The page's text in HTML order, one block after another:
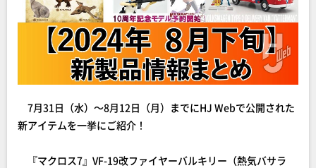
7月31日（水）～8月12日（月）までにHJ Webで公開された
新アイテムを一挙にご紹介！
『マクロス7』VF-19改ファイヤーバルキリー（熱気バサラ